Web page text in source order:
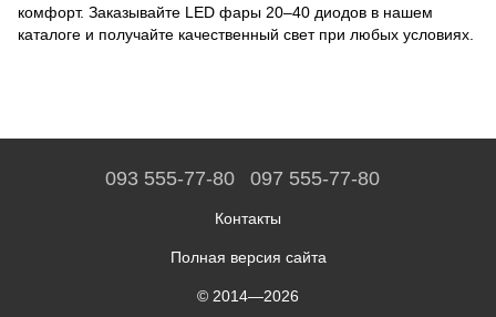
комфорт. Заказывайте LED фары 20–40 диодов в нашем
каталоге и получайте качественный свет при любых условиях.
093 555-77-80 097 555-77-80
Контакты
Полная версия сайта
© 2014—2026